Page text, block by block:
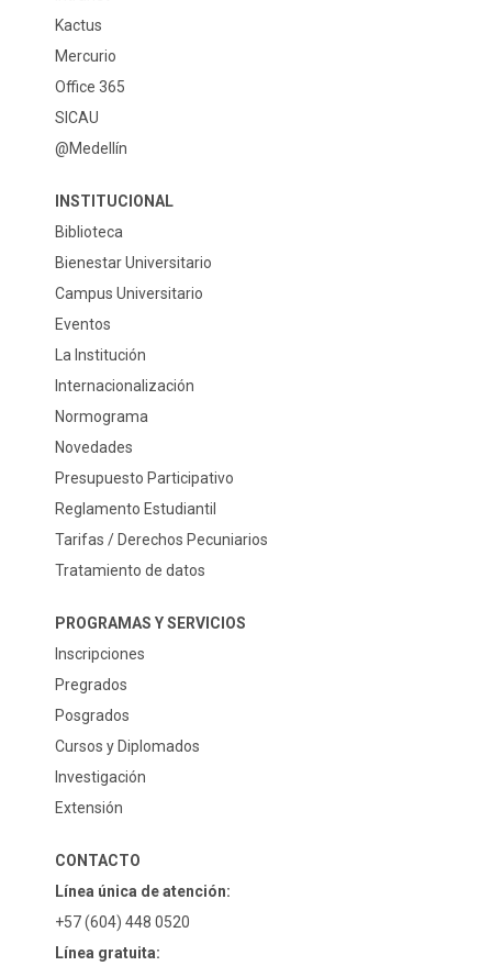
Kactus
Mercurio
Office 365
SICAU
@Medellín
INSTITUCIONAL
Biblioteca
Bienestar Universitario
Campus Universitario
Eventos
La Institución
Internacionalización
Normograma
Novedades
Presupuesto Participativo
Reglamento Estudiantil
Tarifas / Derechos Pecuniarios
Tratamiento de datos
PROGRAMAS Y SERVICIOS
Inscripciones
Pregrados
Posgrados
Cursos y Diplomados
Investigación
Extensión
CONTACTO
Línea única de atención:
+57 (604) 448 0520
Línea gratuita: